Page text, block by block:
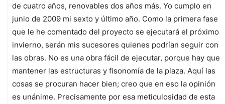
de cuatro años, renovables dos años más. Yo cumplo en
junio de 2009 mi sexto y último año. Como la primera fase
que le he comentado del proyecto se ejecutará el próximo
invierno, serán mis sucesores quienes podrían seguir con
las obras. No es una obra fácil de ejecutar, porque hay que
mantener las estructuras y fisonomía de la plaza. Aquí las
cosas se procuran hacer bien; creo que en eso la opinión
es unánime. Precisamente por esa meticulosidad de esta